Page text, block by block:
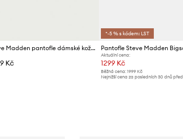
Steve Madden pantofle dámské kožené Karina
Kč
*-5 % s kódem: LST
Aktuální cena:
1299 Kč
Běžná cena: 1999 Kč
Nejnižší cena za posledních 30 dnů